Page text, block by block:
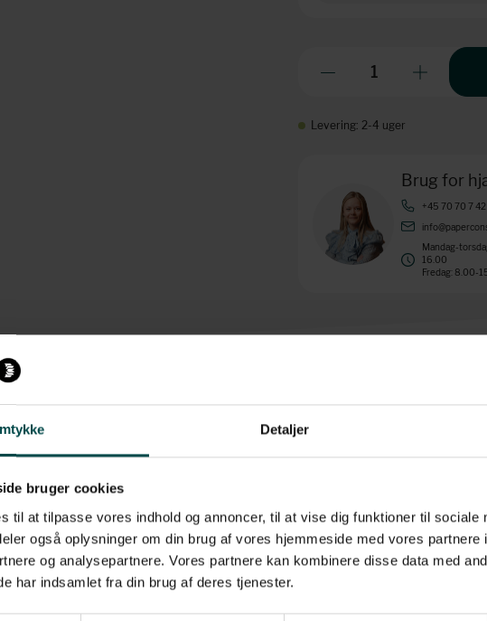
Detaljer
bruger cookies
til at tilpasse vores indhold og annoncer, til at vise dig funktioner til sociale
også oplysninger om din brug af vores hjemmeside med vores partnere
og analysepartnere. Vores partnere kan kombinere disse data med
har indsamlet fra din brug af deres tjenester.
Levering: 2-4 uger
Brug for
+45 70 70 7 42
Mandag-
16.00
Fredag: 8.00-
fra Zebra er et rigtig godt valg, hvis du søger en etiket med en længerevarende holdbarhed.
så skidt og snavs ikke sætter sig på etiketten. Derudover falmer etiketten ikke nær så
specifikationer:
rulle
076